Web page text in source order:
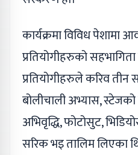
कार्यक्रमा विविध पेशामा
प्रतियोगीहरुको
प्रतियोगीहरुले करिव तीन
बोलीचाली अभ्यास, स्टेजको
अभिवृद्धि, फोटोसुट,
सरिक भइ तालिम लिएका